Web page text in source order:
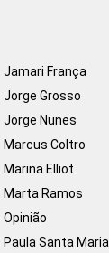
Jamari França
Jorge Grosso
Jorge Nunes
Marcus Coltro
Marina Elliot
Marta Ramos
Opinião
Paula Santa Maria